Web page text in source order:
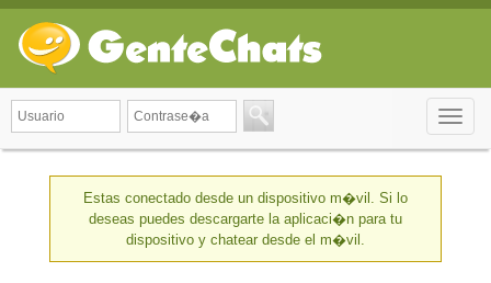
Toggle
Estas conectado desde un dispositivo m�vil. Si lo
deseas puedes descargarte la aplicaci�n para tu
dispositivo y chatear desde el m�vil.